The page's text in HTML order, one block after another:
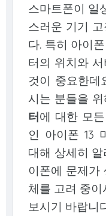
스마트폰이 일
스러운 기기
다. 특히 아이
터의 위치와
것이 중요한데
시는 분들을 위
터에 대한 모
인 아이폰 13
대해 상세히
이폰에 문제가
체를 고려 중
보시기 바랍니